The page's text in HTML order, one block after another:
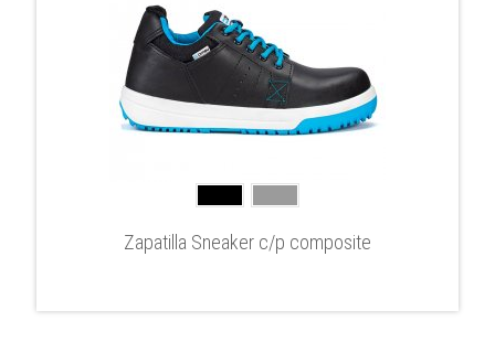
Zapatilla Sneaker c/p composite